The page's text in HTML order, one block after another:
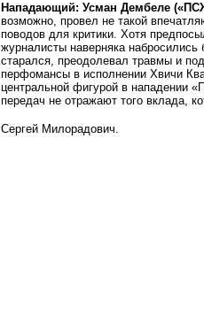
Нападающий: Усман Дембеле
возможно, провел не такой
поводов для критики. Хотя
журналисты наверняка
старался, преодолевал травмы и
перфомансы в исполнении Хвичи
центральной фигурой в нападении
передач не отражают того вклада,
Сергей Милорадович.